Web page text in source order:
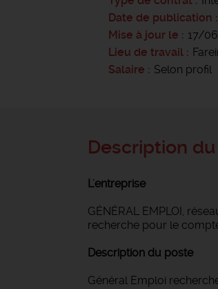
Date de publication
Mise à jour le
17/
Lieu de travail
Salaire
Selon profil
Description
L'entreprise
GÉNÉRAL EMPLOI,
recherche pour le
Description du poste
Général Emploi